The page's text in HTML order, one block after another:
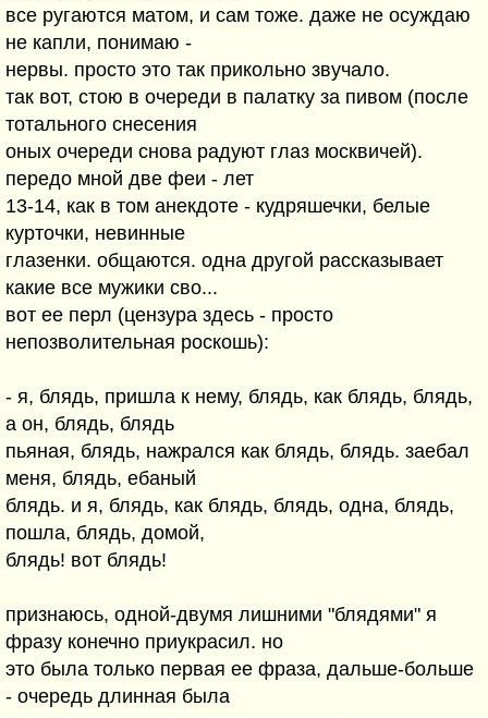
все ругаются матом, и сам тоже. даже не осуждаю
не капли, понимаю -
нервы. просто это так прикольно звучало.
так вот, стою в очереди в палатку за пивом (после
тотального снесения
оных очереди снова радуют глаз москвичей).
передо мной две феи - лет
13-14, как в том анекдоте - кудряшечки, белые
курточки, невинные
глазенки. общаются. одна другой рассказывает
какие все мужики сво...
вот ее перл (цензура здесь - просто
непозволительная роскошь):
- я, блядь, пришла к нему, блядь, как блядь, блядь,
а он, блядь, блядь
пьяная, блядь, нажрался как блядь, блядь. заебал
меня, блядь, ебаный
блядь. и я, блядь, как блядь, блядь, одна, блядь,
пошла, блядь, домой,
блядь! вот блядь!
признаюсь, одной-двумя лишними "блядями" я
фразу конечно приукрасил. но
это была только первая ее фраза, дальше-больше
- очередь длинная была